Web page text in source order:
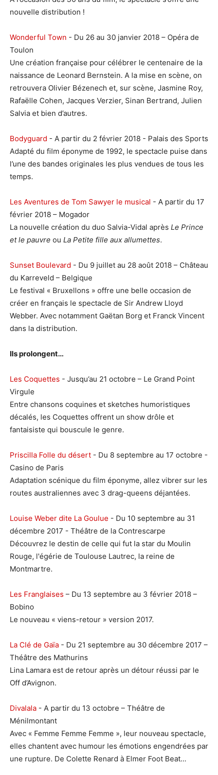
nouvelle distribution !
Wonderful Town - Du 26 au 30 janvier 2018 – Opéra de
Toulon
Une création française pour célébrer le centenaire de la
naissance de Leonard Bernstein. A la mise en scène, on
retrouvera Olivier Bézenech et, sur scène, Jasmine Roy,
Rafaëlle Cohen, Jacques Verzier, Sinan Bertrand, Julien
Salvia et bien d’autres.
Bodyguard - A partir du 2 février 2018 - Palais des Sports
Adapté du film éponyme de 1992, le spectacle puise dans
l’une des bandes originales les plus vendues de tous les
temps.
Les Aventures de Tom Sawyer le musical - A partir du 17
février 2018 – Mogador
La nouvelle création du duo Salvia-Vidal après Le Prince
et le pauvre ou La Petite fille aux allumettes.
Sunset Boulevard - Du 9 juillet au 28 août 2018 – Château
du Karreveld – Belgique
Le festival « Bruxellons » offre une belle occasion de
créer en français le spectacle de Sir Andrew Lloyd
Webber. Avec notamment Gaëtan Borg et Franck Vincent
dans la distribution.
Ils prolongent…
Les Coquettes - Jusqu’au 21 octobre – Le Grand Point
Virgule
Entre chansons coquines et sketches humoristiques
décalés, les Coquettes offrent un show drôle et
fantaisiste qui bouscule le genre.
Priscilla Folle du désert - Du 8 septembre au 17 octobre -
Casino de Paris
Adaptation scénique du film éponyme, allez vibrer sur les
routes australiennes avec 3 drag-queens déjantées.
Louise Weber dite La Goulue - Du 10 septembre au 31
décembre 2017 - Théâtre de la Contrescarpe
Découvrez le destin de celle qui fut la star du Moulin
Rouge, l'égérie de Toulouse Lautrec, la reine de
Montmartre.
Les Franglaises – Du 13 septembre au 3 février 2018 –
Bobino
Le nouveau « viens-retour » version 2017.
La Clé de Gaïa - Du 21 septembre au 30 décembre 2017 –
Théâtre des Mathurins
Lina Lamara est de retour après un détour réussi par le
Off d’Avignon.
Divalala - A partir du 13 octobre – Théâtre de
Ménilmontant
Avec « Femme Femme Femme », leur nouveau spectacle,
elles chantent avec humour les émotions engendrées par
une rupture. De Colette Renard à Elmer Foot Beat...